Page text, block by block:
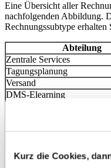
Kurz die Cookies,
Eine Übersicht aller
nachfolgenden Abbildung.
Rechnungssubtype
Abteilung
Zentrale Services
Tagungsplanung
Versand
DMS-Elearning
Personalabteilung
IT-Abteilung